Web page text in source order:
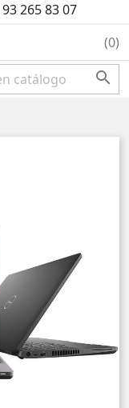
93 265 83 07
(0)
